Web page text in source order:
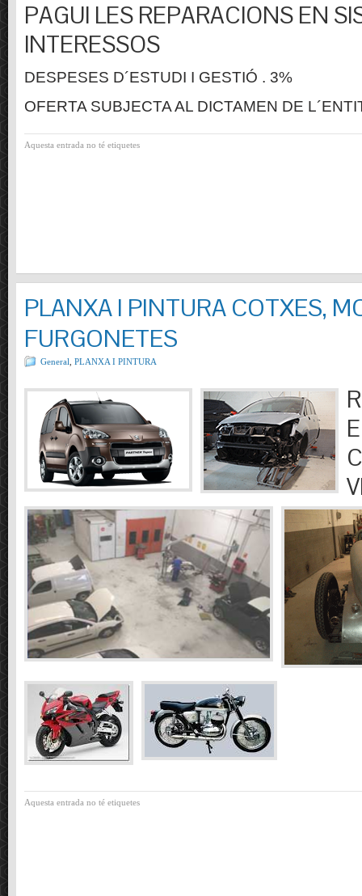
PAGUI LES REPARACIONS EN
INTERESSOS
DESPESES D´ESTUDI I GESTIÓ . 3%
OFERTA SUBJECTA AL DICTAMEN DE
Aquesta entrada no té etiquetes
PLANXA I PINTURA COTXES,
FURGONETES
General PLANXA I PINTURA
Aquesta entrada no té etiquetes